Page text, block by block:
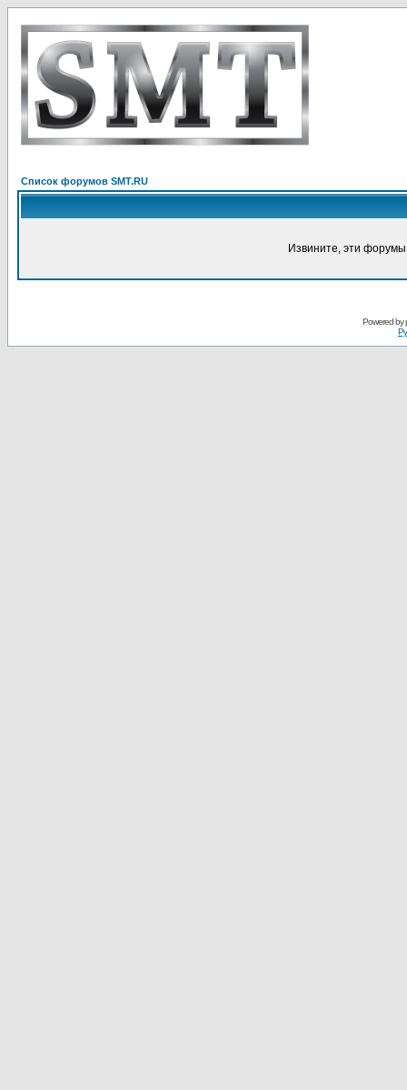
Список форумов SMT.RU
Извините, эти
Powered by